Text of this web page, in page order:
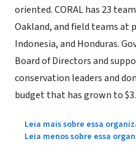
oriented. CORAL has 23
Oakland, and field teams at
Indonesia, and Honduras.
Board of Directors and
conservation leaders and
budget that has grown to
Leia mais sobre essa
Leia menos sobre essa